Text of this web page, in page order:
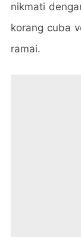
nikmati
korang cuba
ramai.